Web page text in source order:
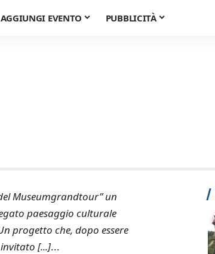
AGGIUNGI EVENTO PUBBLICITÀ
Museumgrandtour” un
paesaggio culturale
progetto che, dopo essere
[...]...